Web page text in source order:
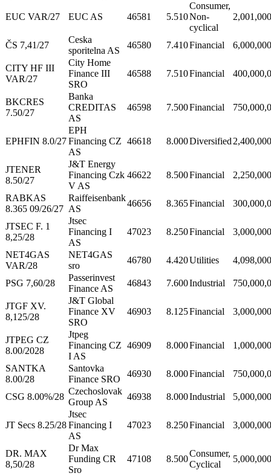
EUC VAR/27 EUC AS 46581 5.510
Consumer,
Non-
cyclical
ČS 7,41/27
Ceska
sporitelna AS
46580 7.410Financial
CITY HF III
VAR/27
City Home
Finance III
SRO
46588 7.510Financial
BKCRES
7.50/27
Banka
CREDITAS
AS
46598 7.500Financial
EPHFIN 8.0/27
EPH
Financing CZ
AS
46618 8.000Diversified
JTENER
8.50/27
J&T Energy
Financing Czk
V AS
46622 8.500Financial
RABKAS
8.365 09/26/27
Raiffeisenbank
AS
46656 8.365Financial
JTSEC F. 1
8,25/28
Jtsec
Financing I
AS
47023 8.250Financial
NET4GAS
VAR/28
NET4GAS
sro
46780 4.420Utilities
PSG 7,60/28
Passerinvest
Finance AS
46843 7.600Industrial
JTGF XV.
8,125/28
J&T Global
Finance XV
SRO
46903 8.125Financial
JTPEG CZ
8.00/2028
Jtpeg
Financing CZ
I AS
46909 8.000Financial
SANTKA
8.00/28
Santovka
Finance SRO
46930 8.000Financial
CSG 8.00%/28
Czechoslovak
Group AS
46938 8.000Industrial
JT Secs 8.25/28
Jtsec
Financing I
AS
47023 8.250Financial
DR. MAX
8,50/28
Dr Max
Funding CR
Sro
47108 8.500
Consumer,
Cyclical